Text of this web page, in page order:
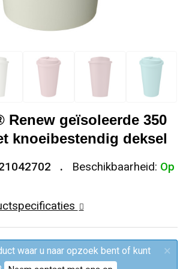
en Lanyards
en buiten
en Fiets
en tassen
Mutsen
Renew geïsoleerde 350
knoeibestendig deksel
Beschikbaarheid: Op
waar u naar opzoek bent of kunt
×